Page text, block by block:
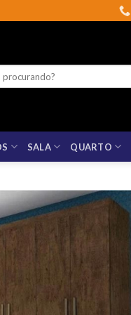
SALA QUARTO